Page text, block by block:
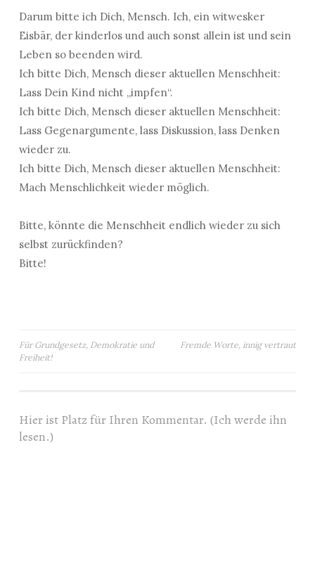
Darum bitte ich Dich, Mensch. Ich, ein witwesker
Eisbär, der kinderlos und auch sonst allein ist und sein
Leben so beenden wird.
Ich bitte Dich, Mensch dieser aktuellen Menschheit:
Lass Dein Kind nicht „impfen“.
Ich bitte Dich, Mensch dieser aktuellen Menschheit:
Lass Gegenargumente, lass Diskussion, lass Denken
wieder zu.
Ich bitte Dich, Mensch dieser aktuellen Menschheit:
Mach Menschlichkeit wieder möglich.
Bitte, könnte die Menschheit endlich wieder zu sich
selbst zurückfinden?
Bitte!
Beitragsnavigation
Für Grundgesetz, Demokratie und
Freiheit!
Fremde Worte, innig vertraut
Hier ist Platz für Ihren Kommentar. (Ich werde ihn
lesen.)